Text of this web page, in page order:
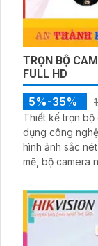
TRỌN BỘ
FULL HD
5%-35%
Thiết kế trọn
dụng công
hình ảnh sắc nét và độ
mẽ, bộ camera
phong phú,
và lịch lãm của